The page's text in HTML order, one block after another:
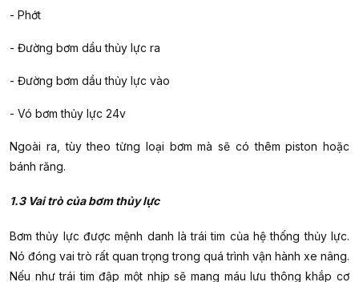
- Phớt
- Đường bơm dầu thủy lực ra
- Đường bơm dầu thủy lực vào
- Vó bơm thủy lực 24v
Ngoài ra, tùy theo từng loại bơm mà sẽ có thêm piston hoặc
bánh răng.
1.3 Vai trò của bơm thủy lực
Bơm thủy lực được mệnh danh là trái tim của hệ thống thủy lực.
Nó đóng vai trò rất quan trọng trong quá trình vận hành xe nâng.
Nếu như trái tim đập một nhịp sẽ mang máu lưu thông khắp cơ